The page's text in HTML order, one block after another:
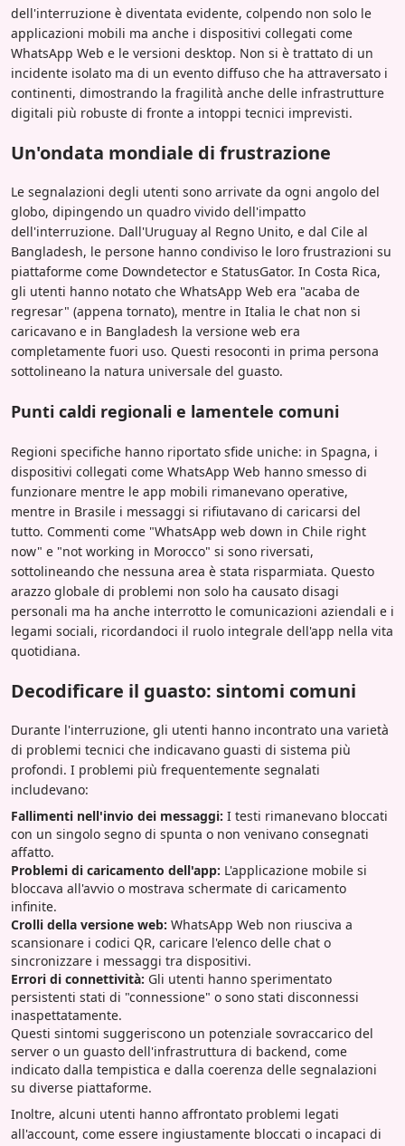
dell'interruzione è diventata evidente, colpendo non solo le
applicazioni mobili ma anche i dispositivi collegati come
WhatsApp Web e le versioni desktop. Non si è trattato di un
incidente isolato ma di un evento diffuso che ha attraversato i
continenti, dimostrando la fragilità anche delle infrastrutture
digitali più robuste di fronte a intoppi tecnici imprevisti.
Un'ondata mondiale di frustrazione
Le segnalazioni degli utenti sono arrivate da ogni angolo del
globo, dipingendo un quadro vivido dell'impatto
dell'interruzione. Dall'Uruguay al Regno Unito, e dal Cile al
Bangladesh, le persone hanno condiviso le loro frustrazioni su
piattaforme come Downdetector e StatusGator. In Costa Rica,
gli utenti hanno notato che WhatsApp Web era "acaba de
regresar" (appena tornato), mentre in Italia le chat non si
caricavano e in Bangladesh la versione web era
completamente fuori uso. Questi resoconti in prima persona
sottolineano la natura universale del guasto.
Punti caldi regionali e lamentele comuni
Regioni specifiche hanno riportato sfide uniche: in Spagna, i
dispositivi collegati come WhatsApp Web hanno smesso di
funzionare mentre le app mobili rimanevano operative,
mentre in Brasile i messaggi si rifiutavano di caricarsi del
tutto. Commenti come "WhatsApp web down in Chile right
now" e "not working in Morocco" si sono riversati,
sottolineando che nessuna area è stata risparmiata. Questo
arazzo globale di problemi non solo ha causato disagi
personali ma ha anche interrotto le comunicazioni aziendali e i
legami sociali, ricordandoci il ruolo integrale dell'app nella vita
quotidiana.
Decodificare il guasto: sintomi comuni
Durante l'interruzione, gli utenti hanno incontrato una varietà
di problemi tecnici che indicavano guasti di sistema più
profondi. I problemi più frequentemente segnalati
includevano:
Fallimenti nell'invio dei messaggi: I testi rimanevano bloccati
con un singolo segno di spunta o non venivano consegnati
affatto.
Problemi di caricamento dell'app: L'applicazione mobile si
bloccava all'avvio o mostrava schermate di caricamento
infinite.
Crolli della versione web: WhatsApp Web non riusciva a
scansionare i codici QR, caricare l'elenco delle chat o
sincronizzare i messaggi tra dispositivi.
Errori di connettività: Gli utenti hanno sperimentato
persistenti stati di "connessione" o sono stati disconnessi
inaspettatamente.
Questi sintomi suggeriscono un potenziale sovraccarico del
server o un guasto dell'infrastruttura di backend, come
indicato dalla tempistica e dalla coerenza delle segnalazioni
su diverse piattaforme.
Inoltre, alcuni utenti hanno affrontato problemi legati
all'account, come essere ingiustamente bloccati o incapaci di